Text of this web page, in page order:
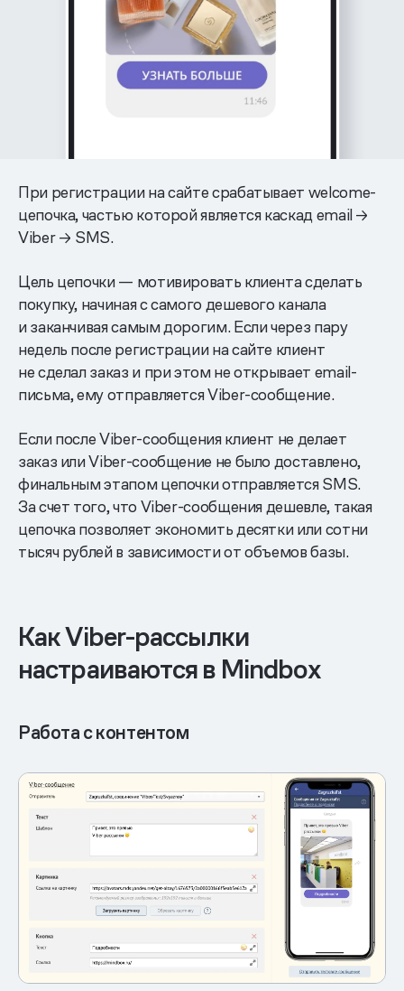
При регистрации на сайте срабатывает welcome-
цепочка, частью которой является каскад email →
Viber → SMS.
Цель цепочки — мотивировать клиента сделать
покупку, начиная с самого дешевого канала
и заканчивая самым дорогим. Если через пару
недель после регистрации на сайте клиент
не сделал заказ и при этом не открывает email-
письма, ему отправляется Viber-сообщение.
Если после Viber-сообщения клиент не делает
заказ или Viber-сообщение не было доставлено,
финальным этапом цепочки отправляется SMS.
За счет того, что Viber-сообщения дешевле, такая
цепочка позволяет экономить десятки или сотни
тысяч рублей в зависимости от объемов базы.
Как Viber-рассылки
настраиваются в Mindbox
Работа с контентом